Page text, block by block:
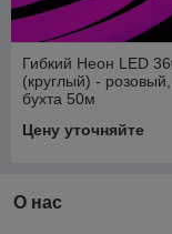
Гибкий Неон LED
(круглый) - розовый,
бухта 50м
Цену уточняйте
О нас